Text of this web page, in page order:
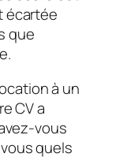
écartée
que
à un
CV a
vous
quels